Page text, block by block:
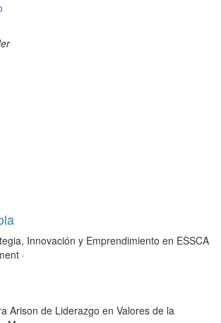
Innovación y Emprendimiento en ESSCA
·
Arison de Liderazgo en Valores de la